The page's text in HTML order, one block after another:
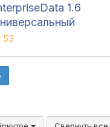
1.6
обмена) в
53